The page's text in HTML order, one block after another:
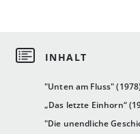
"Unten am Fluss"
„Das letzte Einhorn“
"Die unendliche